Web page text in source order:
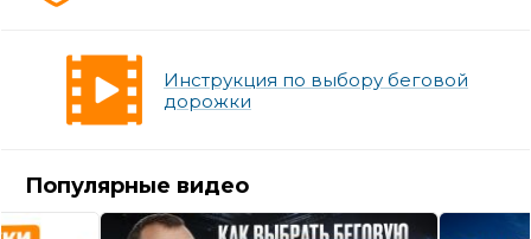
Инструкция по выбору беговой
дорожки
Популярные видео